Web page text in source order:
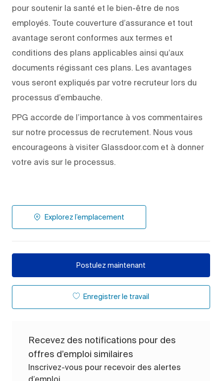
pour soutenir la santé et le bien-être de nos
employés. Toute couverture d’assurance et tout
avantage seront conformes aux termes et
conditions des plans applicables ainsi qu’aux
documents régissant ces plans. Les avantages
vous seront expliqués par votre recruteur lors du
processus d’embauche.
PPG accorde de l’importance à vos commentaires
sur notre processus de recrutement. Nous vous
encourageons à visiter Glassdoor.com et à donner
votre avis sur le processus.
Explorez l’emplacement
Postulez maintenant
Enregistrer le travail
Recevez des notifications pour des
offres d’emploi similaires
Inscrivez-vous pour recevoir des alertes
d’emploi